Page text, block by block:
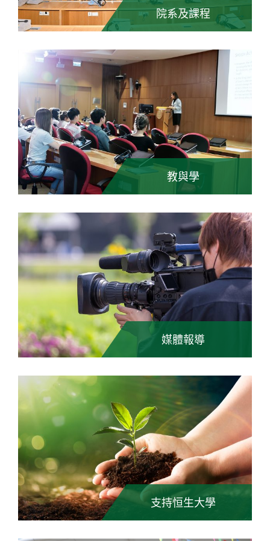
院系及課程
教與學
媒體報導
支持恒生大學